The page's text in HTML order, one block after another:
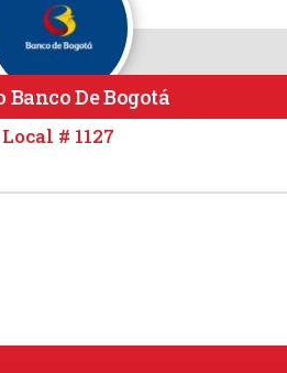
Banco De Bogotá
Local # 1127